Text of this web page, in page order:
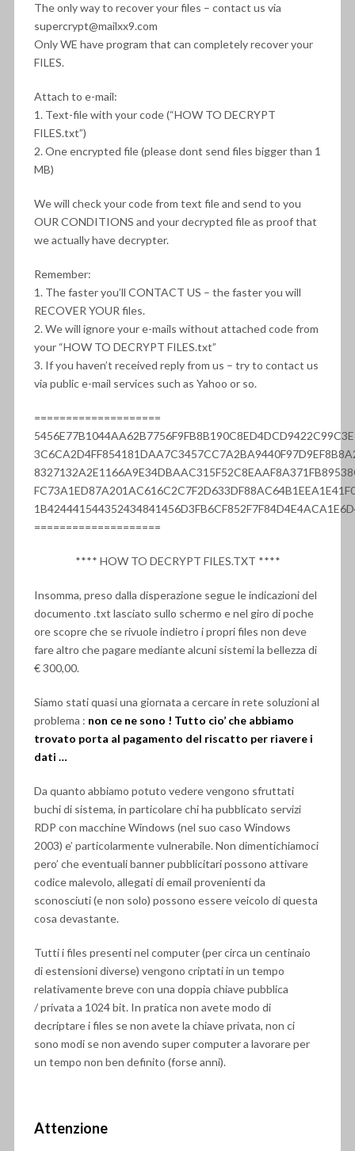
The only way to recover your files – contact us via
supercrypt@mailxx9.com
Only WE have program that can completely recover your
FILES.
Attach to e-mail:
1. Text-file with your code (“HOW TO DECRYPT
FILES.txt”)
2. One encrypted file (please dont send files bigger than 1
MB)
We will check your code from text file and send to you
OUR CONDITIONS and your decrypted file as proof that
we actually have decrypter.
Remember:
1. The faster you’ll CONTACT US – the faster you will
RECOVER YOUR files.
2. We will ignore your e-mails without attached code from
your “HOW TO DECRYPT FILES.txt”
3. If you haven’t received reply from us – try to contact us
via public e-mail services such as Yahoo or so.
====================
====================
**** HOW TO DECRYPT FILES.TXT ****
Insomma, preso dalla disperazione segue le indicazioni del
documento .txt lasciato sullo schermo e nel giro di poche
ore scopre che se rivuole indietro i propri files non deve
fare altro che pagare mediante alcuni sistemi la bellezza di
€ 300,00.
Siamo stati quasi una giornata a cercare in rete soluzioni al
problema : non ce ne sono ! Tutto cio’ che abbiamo
trovato porta al pagamento del riscatto per riavere i
dati …
Da quanto abbiamo potuto vedere vengono sfruttati
buchi di sistema, in particolare chi ha pubblicato servizi
RDP con macchine Windows (nel suo caso Windows
2003) e’ particolarmente vulnerabile. Non dimentichiamoci
pero’ che eventuali banner pubblicitari possono attivare
codice malevolo, allegati di email provenienti da
sconosciuti (e non solo) possono essere veicolo di questa
cosa devastante.
Tutti i files presenti nel computer (per circa un centinaio
di estensioni diverse) vengono criptati in un tempo
relativamente breve con una doppia chiave pubblica
/ privata a 1024 bit. In pratica non avete modo di
decriptare i files se non avete la chiave privata, non ci
sono modi se non avendo super computer a lavorare per
un tempo non ben definito (forse anni).
Attenzione